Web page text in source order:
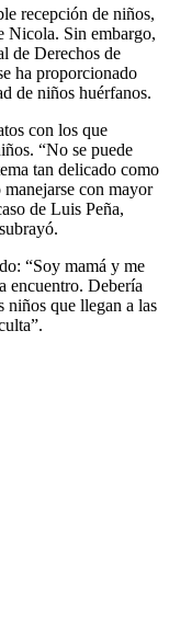
recepción de niños,
Nicola. Sin embargo,
de Derechos de
ha proporcionado
de niños huérfanos.
con los que
“No se puede
tan delicado como
con mayor
de Luis Peña,
“Soy mamá y me
encuentro. Debería
niños que llegan a las